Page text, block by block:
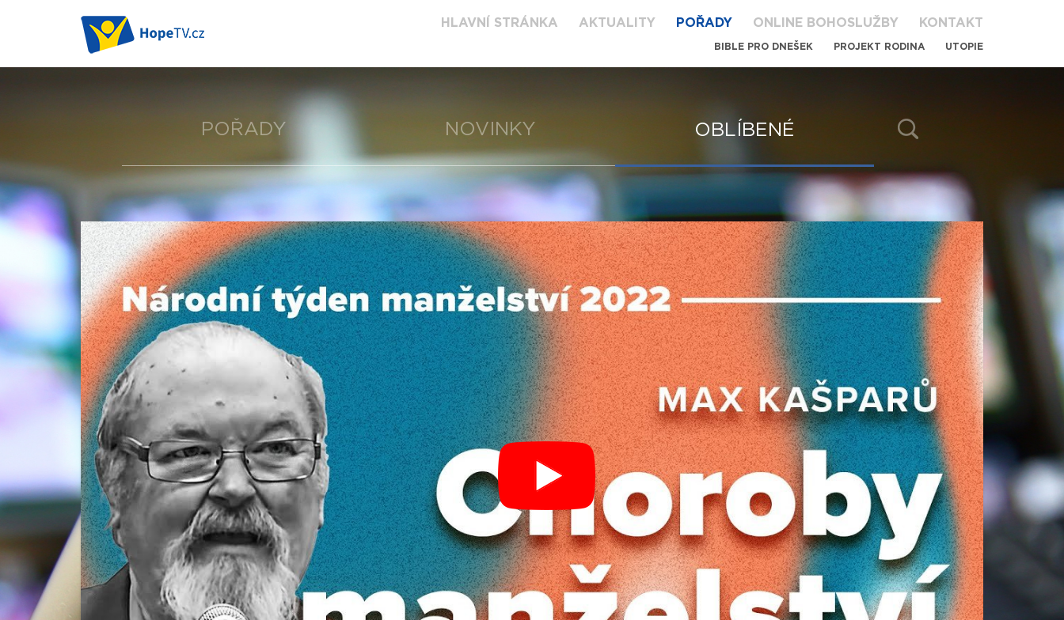
HLAVNÍ STRÁNKA AKTUALITY POŘADY ONLINE BOHOSLUŽBY KONTAKT
BIBLE PRO DNEŠEK PROJEKT RODINA UTOPIE
POŘADY NOVINKY OBLÍBENÉ